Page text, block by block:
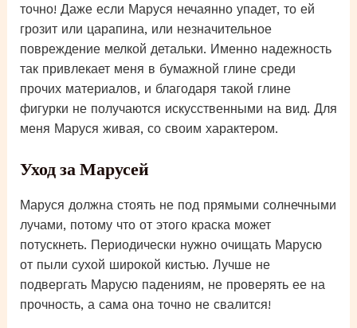
точно! Даже если Маруся нечаянно упадет, то ей
грозит или царапина, или незначительное
повреждение мелкой детальки. Именно надежность
так привлекает меня в бумажной глине среди
прочих материалов, и благодаря такой глине
фигурки не получаются искусственными на вид. Для
меня Маруся живая, со своим характером.
Уход за Марусей
Маруся должна стоять не под прямыми солнечными
лучами, потому что от этого краска может
потускнеть. Периодически нужно очищать Марусю
от пыли сухой широкой кистью. Лучше не
подвергать Марусю падениям, не проверять ее на
прочность, а сама она точно не свалится!